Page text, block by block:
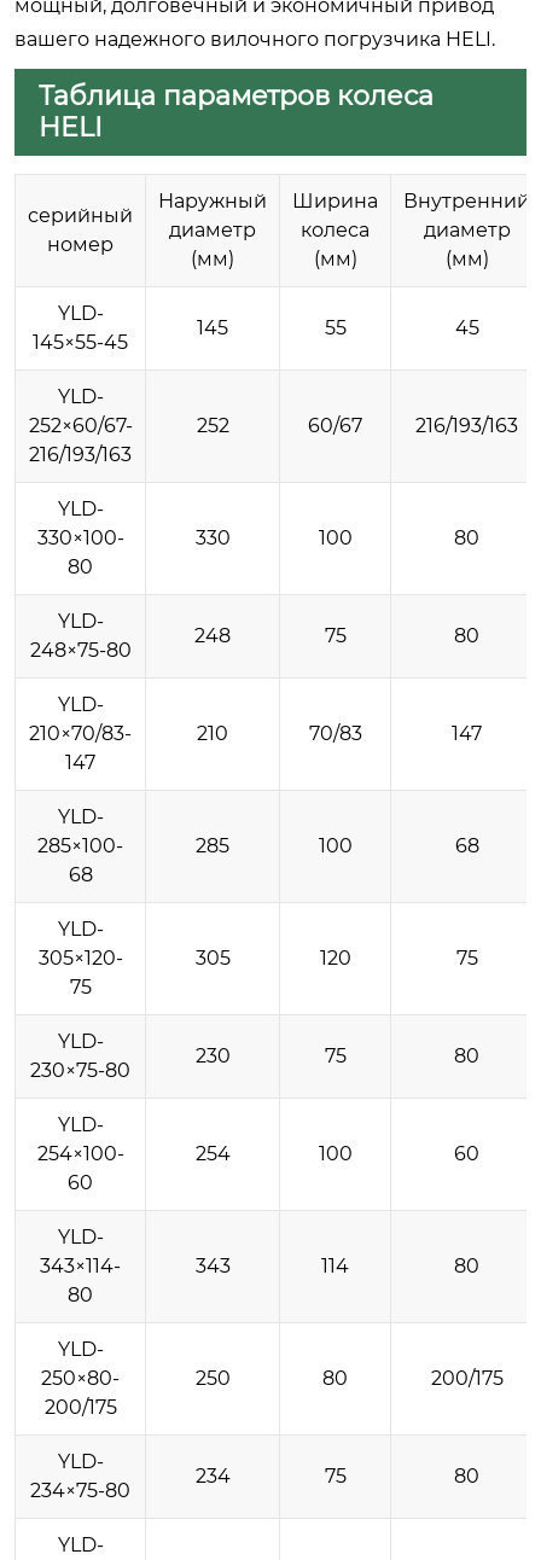
мощный, долговечный и экономичный привод
вашего надежного вилочного погрузчика HELI.
Таблица параметров колеса
HELI
серийный
номер
Наружный
диаметр
(мм)
Ширина
колеса
(мм)
Внутренний
диаметр
(мм)
YLD-
145×55-45
145 55 45
YLD-
252×60/67-
216/193/163
252 60/67 216/193/163
YLD-
330×100-
80
330 100 80
YLD-
248×75-80
248 75 80
YLD-
210×70/83-
147
210 70/83 147
YLD-
285×100-
68
285 100 68
YLD-
305×120-
75
305 120 75
YLD-
230×75-80
230 75 80
YLD-
254×100-
60
254 100 60
YLD-
343×114-
80
343 114 80
YLD-
250×80-
200/175
250 80 200/175
YLD-
234×75-80
234 75 80
YLD-